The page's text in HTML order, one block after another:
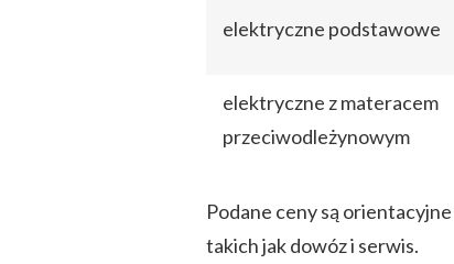
elektryczne podstawowe
elektryczne z materacem
przeciwodleżynowym
Podane ceny są
takich jak dowóz i serwis.